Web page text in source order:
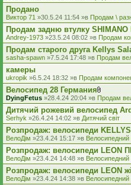
Продано
Виктор 71 »30.5.24 11:54 »в Продам \
Продам задню втулку SHIMANO
Andrey-1973 »23.5.24 08:02 »в Продам
Продам старого друга Kellys
sasha-spawn »7.5.24 17:48 »в Продам
камеры
ukropik »6.5.24 18:32 »в Продам
Велосипед 28 Германия
В
к
л
а
д
е
н
н
я
DyingFetus »28.4.24 20:04 »в Продам
Дитячий рожевий велосипед
Serhyk »26.4.24 14:02 »в Дитячий світ
Розпродаж: велосипеди KELLYS
ВелоДім »23.4.24 15:17 »в Велосипедний
Розпродаж: велосипеди LEON
ВелоДім »23.4.24 14:48 »в Велосипедний
Розпродаж: велосипеди LEON
ВелоДім »23.4.24 14:38 »в Велосипедний